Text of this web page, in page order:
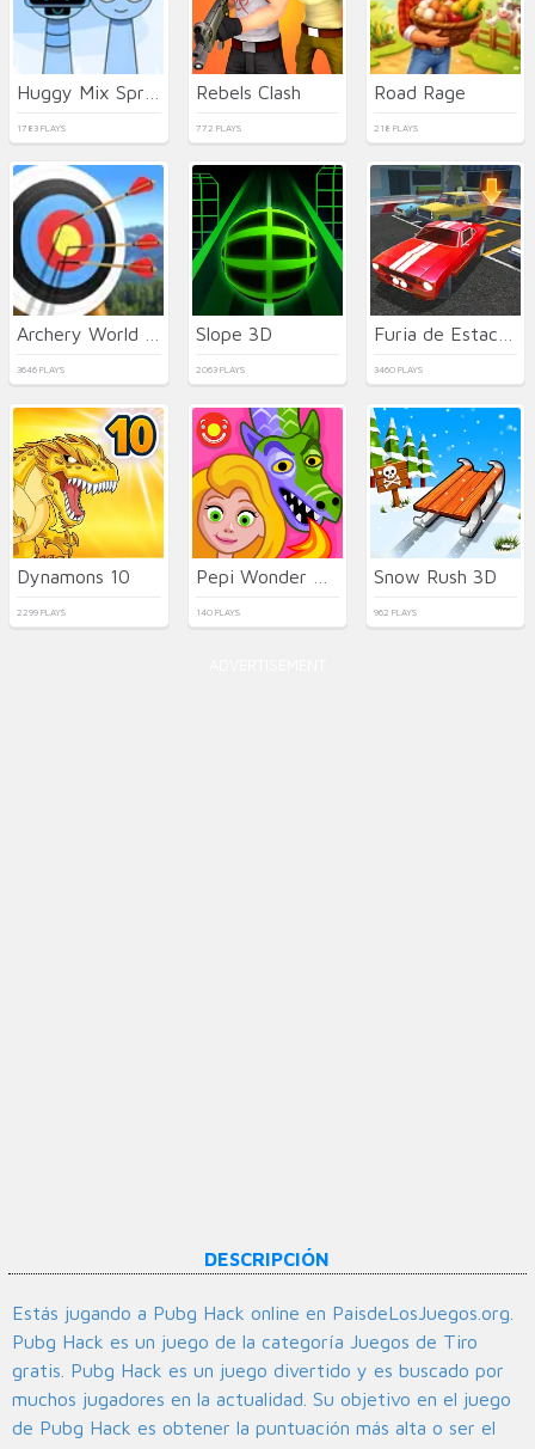
1783 PLAYS
Rebels Clash
772 PLAYS
Road Rage
218 PLAYS
3646 PLAYS
Slope 3D
2063 PLAYS 3460 PLAYS
Dynamons 10
2299 PLAYS 140 PLAYS
Snow Rush 3D
962 PLAYS
DESCRIPCIÓN
Estás jugando a Pubg Hack online en PaisdeLosJuegos.org.
Pubg Hack es un juego de la categoría Juegos de Tiro
gratis. Pubg Hack es un juego divertido y es buscado por
muchos jugadores en la actualidad. Su objetivo en el juego
de Pubg Hack es obtener la puntuación más alta o ser el